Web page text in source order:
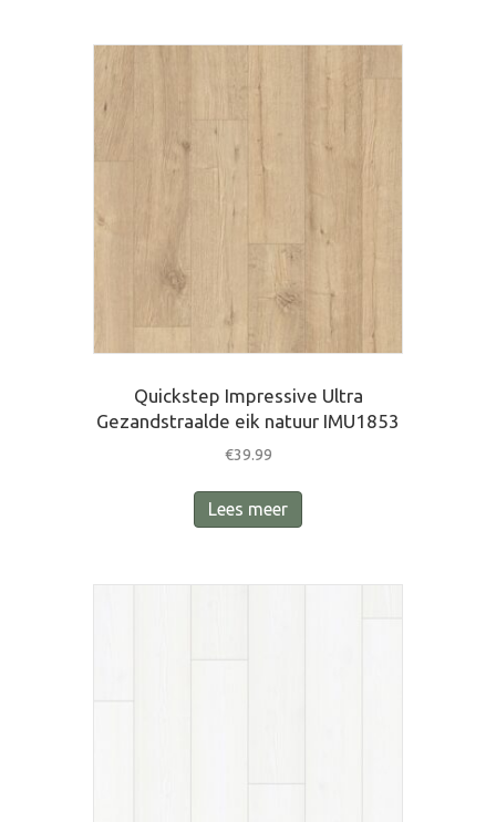
Quickstep Impressive Ultra
Gezandstraalde eik natuur IMU1853
€39.99
Lees meer